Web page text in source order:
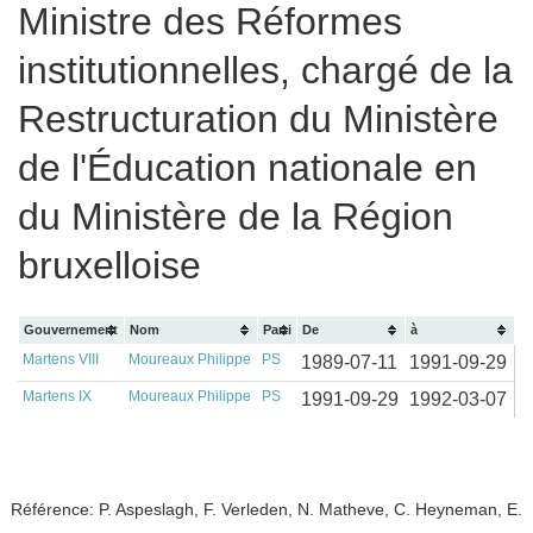
Ministre des Réformes
institutionnelles, chargé de la
Restructuration du Ministère
de l'Éducation nationale en
du Ministère de la Région
bruxelloise
Gouvernement Nom Parti De à
Martens VIII Moureaux Philippe PS 1989-07-11 1991-09-29
Martens IX Moureaux Philippe PS 1991-09-29 1992-03-07
Référence: P. Aspeslagh, F. Verleden, N. Matheve, C. Heyneman, E.